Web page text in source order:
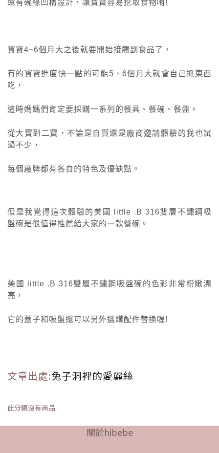
還有碗緣凹槽設計，讓寶寶容易挖取食物唷!
寶寶4~6個月大之後就要開始接觸副食品了，
有的寶寶進度快一點的可能5、6個月大就會自己抓東西
吃，
這時媽媽們肯定要採購一系列的餐具、餐碗、餐盤。
從大寶到二寶，不論是自買還是廠商邀請體驗的我也試
過不少，
每個廠牌都有各自的特色及優缺點。
但是我覺得這次體驗的美國 little .B 316雙層不鏽鋼吸
盤碗是很值得推薦給大家的一款餐碗。
美國 little .B 316雙層不鏽鋼吸盤碗的色彩非常粉嫩漂
亮，
它的蓋子和吸盤還可以另外選購配件替換喔!
文章出處:兔子洞裡的愛麗絲
此分類沒有商品
關於hibebe